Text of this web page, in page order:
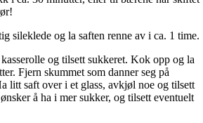
sileklede og la saften renne av i ca. 1 time.
og tilsett sukkeret. Kok opp og la
Fjern skummet som danner seg på
litt saft over i et glass, avkjøl noe og tilsett
å ha i mer sukker, og tilsett eventuelt